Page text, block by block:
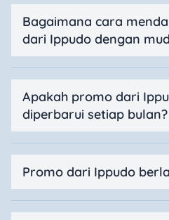
Bagaimana cara
dari Ippudo dengan
Apakah promo dari
diperbarui setiap bulan?
Promo dari Ippudo